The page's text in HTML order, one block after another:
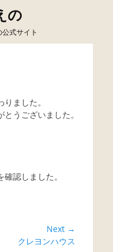
の
式サイト
ました。
うございました。
認しました。
Next →
クレヨンハウス